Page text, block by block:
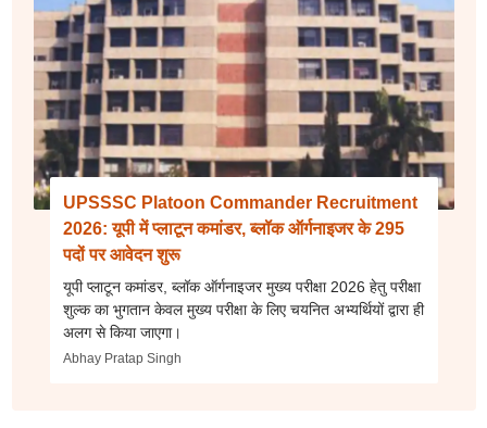
UPSSSC Platoon Commander Recruitment
2026: यूपी में प्लाटून कमांडर, ब्लॉक ऑर्गनाइजर के 295
पदों पर आवेदन शुरू
यूपी प्लाटून कमांडर, ब्लॉक ऑर्गनाइजर मुख्य परीक्षा 2026 हेतु परीक्षा
शुल्क का भुगतान केवल मुख्य परीक्षा के लिए चयनित अभ्यर्थियों द्वारा ही
अलग से किया जाएगा।
Abhay Pratap Singh